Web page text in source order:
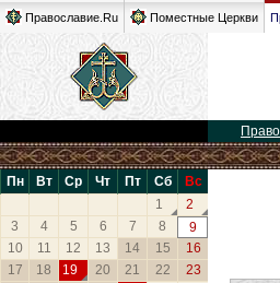
Православие.Ru Поместные Церкви
Пн Вт Ср Чт Пт Сб
Вс
1
2
3
4 5 6 7 8
9
10
11 12 13 14 15
16
17
18 19 20 21 22
23